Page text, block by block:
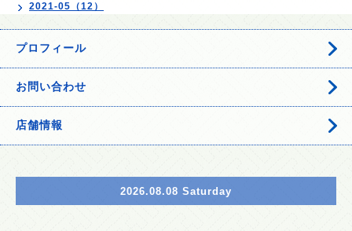
2021-05（12）
プロフィール
お問い合わせ
店舗情報
2026.08.08 Saturday